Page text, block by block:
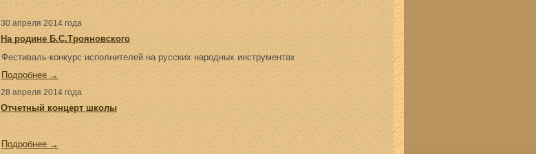
30 апреля 2014 года
На родине Б.С.Трояновского
Фестиваль-конкурс исполнителей на русских народных инструментах
Подробнее →
28 апреля 2014 года
Отчетный концерт школы
Подробнее →